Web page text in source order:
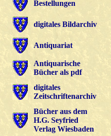
Bestellungen
digitales Bildarchiv
Antiquariat
Antiquarische
Bücher als pdf
digitales
Zeitschriftenarchiv
Bücher aus dem
H.G. Seyfried
Verlag Wiesbaden